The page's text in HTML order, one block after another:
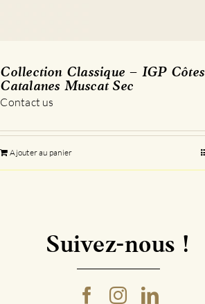
Collection Classique – IGP Côtes
Catalanes Muscat Sec
Contact us
Ajouter au panier
Suivez-nous !